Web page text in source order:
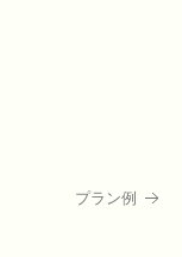
プラン例